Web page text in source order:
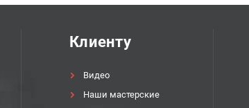
Клиенту
Видео
Наши мастерские